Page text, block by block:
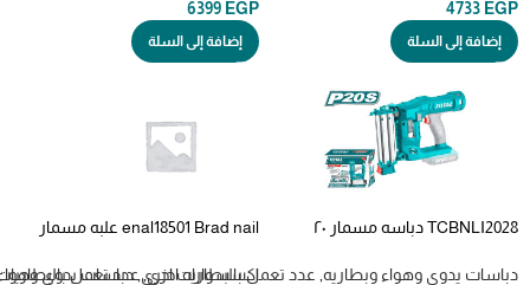
4733 EGP
إضافة إلى السلة
6399 EGP
إضافة إلى السلة
TCBNLI2028 دباسه مسمار ٢٠
دباسات يدوي وهواء وبطاريه عدد تعمل بالبطاريه اخري, عدد تعمل
enal18501 Brad nail علبه مسمار
اكسسوارات اخري دباسات يدوي